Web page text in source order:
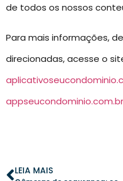
de todos os nossos
Para mais informações,
direcionadas, acesse o
appseucondominio.com.br
LEIA MAIS